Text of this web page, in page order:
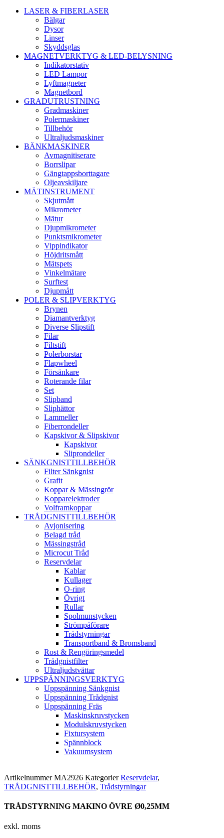
LASER & FIBERLASER
Bälgar
Dysor
Linser
Skyddsglas
MAGNETVERKTYG & LED-BELYSNING
Indikatorstativ
LED Lampor
Lyftmagneter
Magnetbord
GRADUTRUSTNING
Gradmaskiner
Polermaskiner
Tillbehör
Ultraljudsmaskiner
BÄNKMASKINER
Avmagnitiserare
Borrslipar
Gängtappsborttagare
Oljeavskiljare
MÄTINSTRUMENT
Skjutmått
Mikrometer
Mätur
Djupmikrometer
Punktsmikrometer
Vippindikator
Höjdritsmått
Mätspets
Vinkelmätare
Surftest
Djupmått
POLER & SLIPVERKTYG
Brynen
Diamantverktyg
Diverse Slipstift
Filar
Filtstift
Polerborstar
Flapwheel
Försänkare
Roterande filar
Set
Slipband
Sliphättor
Lammeller
Fiberrondeller
Kapskivor & Slipskivor
Kapskivor
Sliprondeller
SÄNKGNISTTILLBEHÖR
Filter Sänkgnist
Grafit
Koppar & Mässingrör
Kopparelektroder
Volframkoppar
TRÅDGNISTTILLBEHÖR
Avjonisering
Belagd tråd
Mässingstråd
Microcut Tråd
Reservdelar
Kablar
Kullager
O-ring
Övrigt
Rullar
Spolmunstycken
Strömpåförare
Trådstyrningar
Transportband & Bromsband
Rost & Rengöringsmedel
Trådgnistfilter
Ultraljudstvättar
UPPSPÄNNINGSVERKTYG
Uppspänning Sänkgnist
Uppspänning Trådgnist
Uppspänning Fräs
Maskinskruvstycken
Modulskruvstycken
Fixtursystem
Spännblock
Vakuumsystem
ArtikelnummerMA2926 Kategorier Reservdelar,
TRÅDGNISTTILLBEHÖR, Trådstyrningar
TRÅDSTYRNING MAKINO ÖVRE Ø0,25MM
exkl. moms